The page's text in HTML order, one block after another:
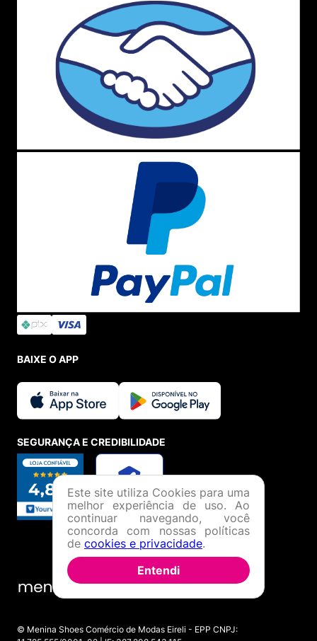
BAIXE O APP
SEGURANÇA E CREDIBILIDADE
© Menina Shoes Comércio de Modas Eireli - EPP CNPJ:
Este site utiliza Cookies para uma
melhor experiência de uso. Ao
continuar navegando, você
concorda com nossas políticas
de cookies e privacidade.
Entendi